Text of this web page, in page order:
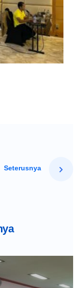
Seterusnya